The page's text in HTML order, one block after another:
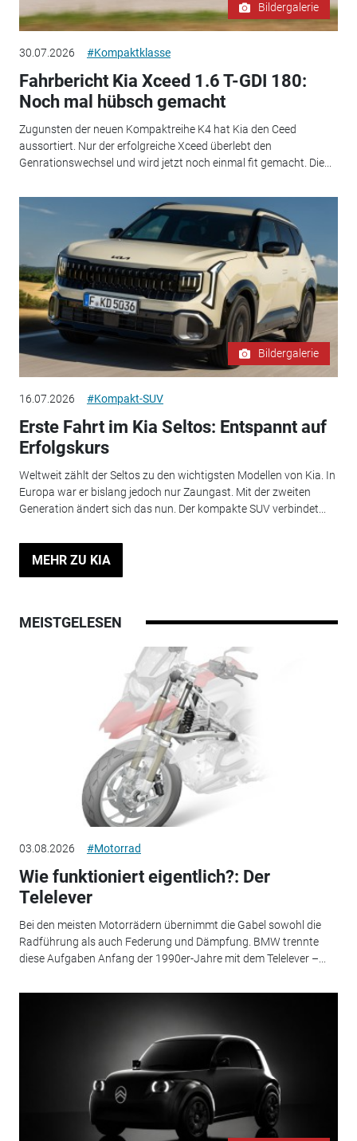
Bildergalerie
30.07.2026 #Kompaktklasse
Fahrbericht Kia Xceed 1.6 T-GDI 180:
Noch mal hübsch gemacht
Zugunsten der neuen Kompaktreihe K4 hat Kia den Ceed
aussortiert. Nur der erfolgreiche Xceed überlebt den
Genrationswechsel und wird jetzt noch einmal fit gemacht. Die...
Bildergalerie
16.07.2026 #Kompakt-SUV
Erste Fahrt im Kia Seltos: Entspannt auf
Erfolgskurs
Weltweit zählt der Seltos zu den wichtigsten Modellen von Kia. In
Europa war er bislang jedoch nur Zaungast. Mit der zweiten
Generation ändert sich das nun. Der kompakte SUV verbindet...
MEHR ZU KIA
MEISTGELESEN
03.08.2026 #Motorrad
Wie funktioniert eigentlich?: Der
Telelever
Bei den meisten Motorrädern übernimmt die Gabel sowohl die
Radführung als auch Federung und Dämpfung. BMW trennte
diese Aufgaben Anfang der 1990er-Jahre mit dem Telelever –...